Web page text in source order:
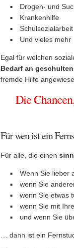
Drogen- und
Krankenhilfe
Schulsozialarbeit
Und vieles mehr
Egal für welchen
Bedarf an
fremde Hilfe
Die
Für wen ist ein
Für alle, die einen
Wenn Sie lieber
wenn Sie
wenn Sie etwas
wenn Sie mit
und wenn Sie
… dann ist ein